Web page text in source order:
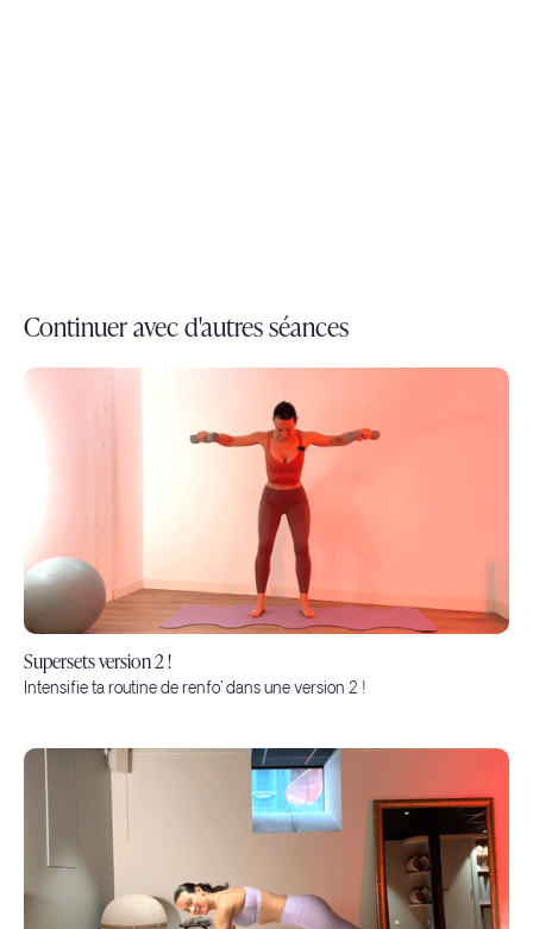
Continuer avec d'autres séances
Supersets version 2 !
Intensifie ta routine de renfo' dans une version 2 !